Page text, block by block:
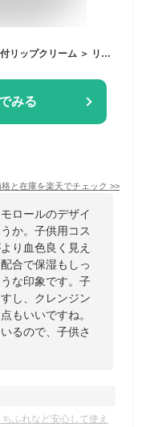
みる
格と在庫を楽天でチェック >>
ロールのデザイ
か。子供用コス
り血色良く見え
合で保湿もしっ
な印象です。子
し、クレンジン
もいいですね。
るので、子供さ
ふれなど安心して使え